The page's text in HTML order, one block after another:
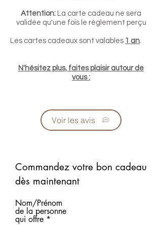
Attention: La carte cadeau ne sera
validée qu'une fois le règlement perçu
Les cartes cadeaux sont valables 1 an.
N'hésitez plus, faites plaisir autour de
vous :
Voir les avis
Commandez votre bon cadeau
dès maintenant
Nom/Prénom
de la personne
qui offre